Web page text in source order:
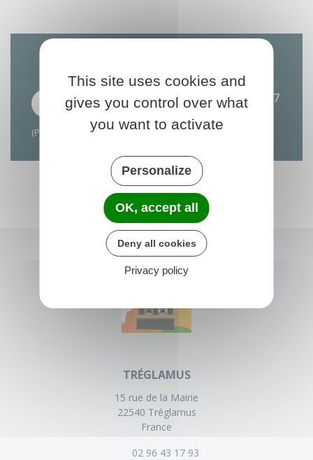
Passage Kreiz Breizh Elites Féminin le 27
août 2026
(PDF 4.14 Mo)
TRÉGLAMUS
15 rue de la Mairie
22540 Tréglamus
France
02 96 43 17 93
This site uses cookies and
gives you control over what
you want to activate
Personalize
OK, accept all
Deny all cookies
Privacy policy